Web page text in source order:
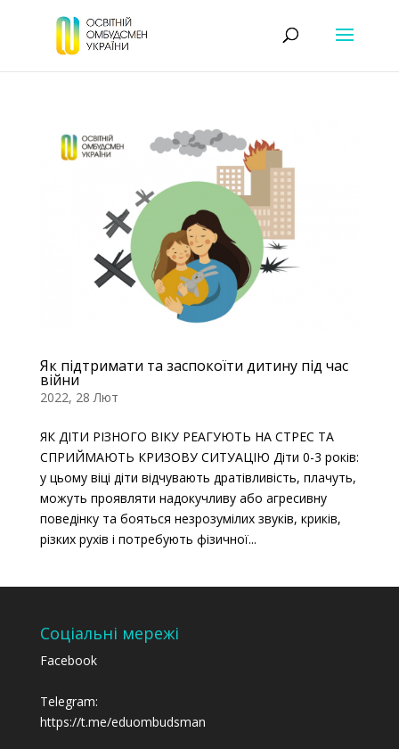
Як підтримати та заспокоїти дитину під час
війни
2022, 28 Лют
ЯК ДІТИ РІЗНОГО ВІКУ РЕАГУЮТЬ НА СТРЕС ТА
СПРИЙМАЮТЬ КРИЗОВУ СИТУАЦІЮ Діти 0-3 років:
у цьому віці діти відчувають дратівливість, плачуть,
можуть проявляти надокучливу або агресивну
поведінку та бояться незрозумілих звуків, криків,
різких рухів і потребують фізичної...
Соціальні мережі
Facebook
Telegram:
https://t.me/eduombudsman